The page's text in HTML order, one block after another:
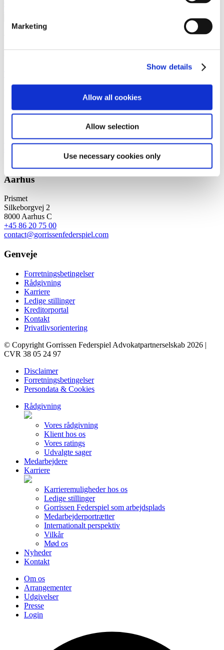
Marketing
Show details
Allow all cookies
Allow selection
Use necessary cookies only
Vi er et førende dansk advokatfirma med
Axel Towers
+45 33 41 41 41
Aarhus
Prismet
Silkeborgvej 2
8000 Aarhus C
+45 86 20 75 00
contact@gorrissenfederspiel.com
Genveje
Forretningsbetingelser
Rådgivning
Karriere
Ledige stillinger
Kreditorportal
Kontakt
Privatlivsorientering
© Copyright Gorrissen Federspiel Advokatpartnerselskab 2026 |
CVR 38 05 24 97
Disclaimer
Forretningsbetingelser
Persondata & Cookies
Rådgivning
Vores rådgivning
Klient hos os
Vores ratings
Udvalgte sager
Medarbejdere
Karriere
Karrieremuligheder hos os
Ledige stillinger
Gorrissen Federspiel som arbejdsplads
Medarbejderportrætter
Internationalt perspektiv
Vilkår
Mød os
Nyheder
Kontakt
Om os
Arrangementer
Udgivelser
Presse
Login